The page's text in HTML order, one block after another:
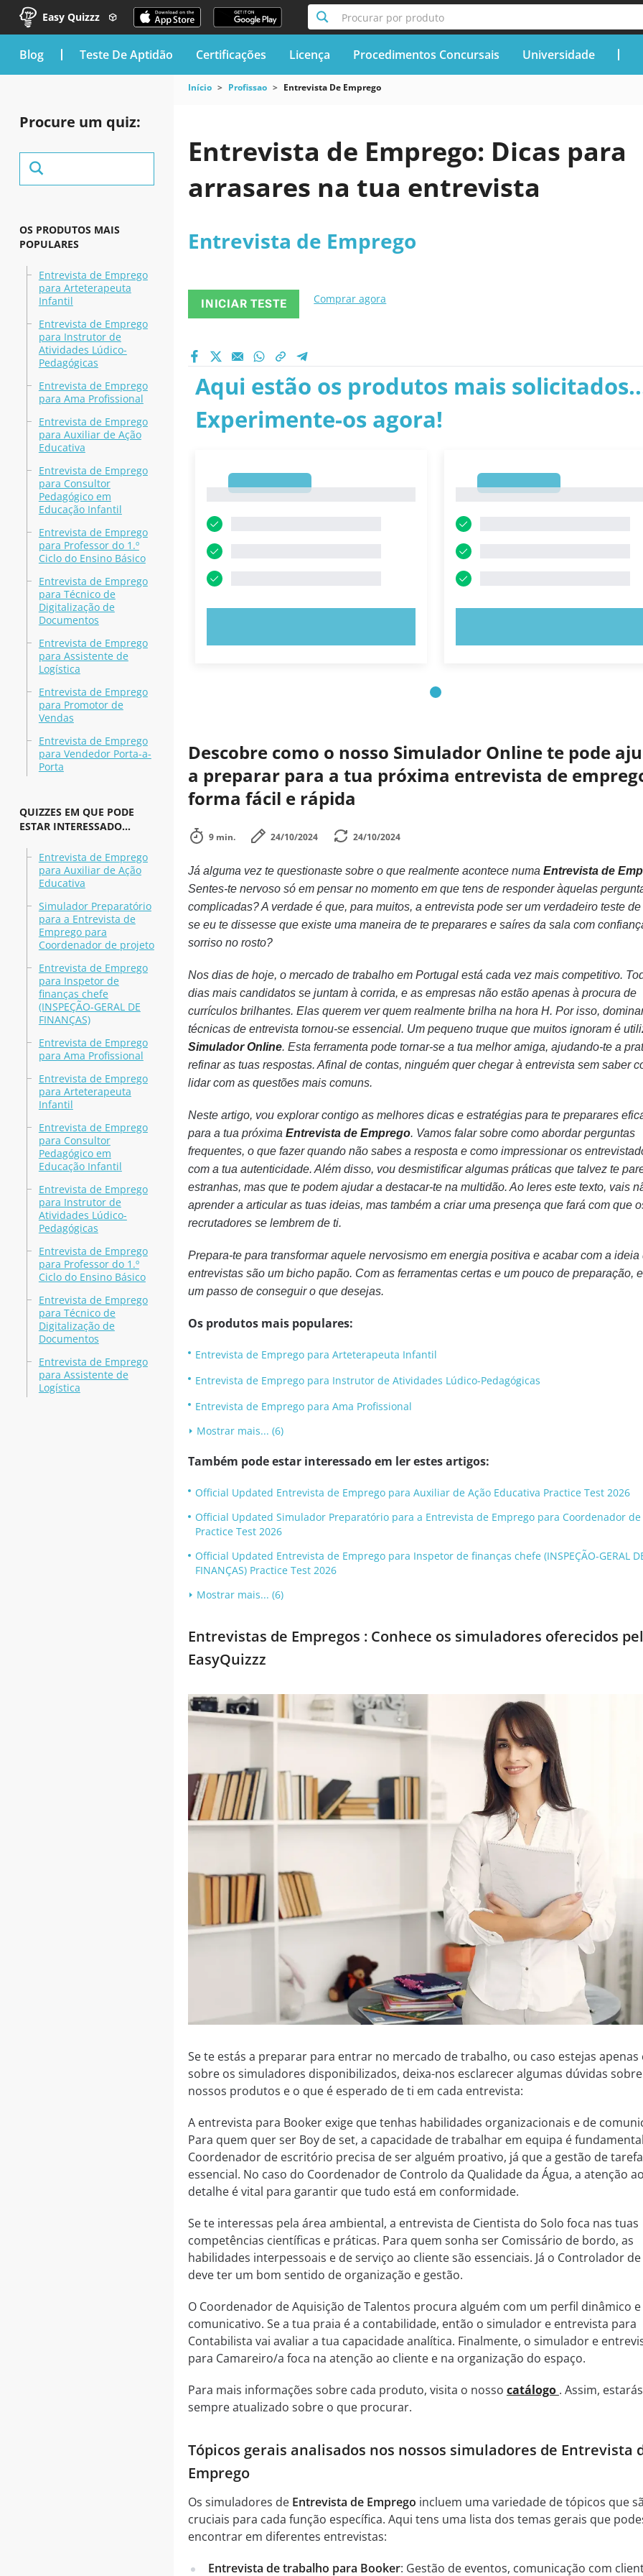
Easy Quizzz Procurar por produto
blog Teste De Aptidão Certificações Licença Procedimentos Concursais Universidade
Procure um quiz:
OS PRODUTOS MAIS
POPULARES
Entrevista de Emprego
para Arteterapeuta
Infantil
Entrevista de Emprego
para Instrutor de
Atividades Lúdico-
Pedagógicas
Entrevista de Emprego
para Ama Profissional
Entrevista de Emprego
para Auxiliar de Ação
Educativa
Entrevista de Emprego
para Consultor
Pedagógico em
Educação Infantil
Entrevista de Emprego
para Professor do 1.º
Ciclo do Ensino Básico
Entrevista de Emprego
para Técnico de
Digitalização de
Documentos
Entrevista de Emprego
para Assistente de
Logística
Entrevista de Emprego
para Promotor de
Vendas
Entrevista de Emprego
para Vendedor Porta-a-
Porta
QUIZZES EM QUE PODE
ESTAR INTERESSADO...
Entrevista de Emprego
para Auxiliar de Ação
Educativa
Simulador Preparatório
para a Entrevista de
Emprego para
Coordenador de projeto
Entrevista de Emprego
para Inspetor de
finanças chefe
(INSPEÇÃO-GERAL DE
FINANÇAS)
Entrevista de Emprego
para Ama Profissional
Entrevista de Emprego
para Arteterapeuta
Infantil
Entrevista de Emprego
para Consultor
Pedagógico em
Educação Infantil
Entrevista de Emprego
para Instrutor de
Atividades Lúdico-
Pedagógicas
Entrevista de Emprego
para Professor do 1.º
Ciclo do Ensino Básico
Entrevista de Emprego
para Técnico de
Digitalização de
Documentos
Entrevista de Emprego
para Assistente de
Logística
Início Profissao Entrevista De Emprego
Entrevista de Emprego: Dicas para
arrasares na tua entrevista
Entrevista de Emprego
INICIAR TESTE Comprar agora
Aqui estão os produtos mais
Experimente-os agora!
Descobre como o nosso Simulador Online te pode
a preparar para a tua próxima entrevista de
forma fácil e rápida
9 min. 24/10/2024 24/10/2024
Já alguma vez te questionaste sobre o que realmente acontece numa Entrevista de
Sentes-te nervoso só em pensar no momento em que tens de responder àquelas
complicadas? A verdade é que, para muitos, a entrevista pode ser um verdadeiro teste
se eu te dissesse que existe uma maneira de te preparares e saíres da sala com
sorriso no rosto?
Nos dias de hoje, o mercado de trabalho em Portugal está cada vez mais competitivo.
dias mais candidatos se juntam à corrida, e as empresas não estão apenas à procura de
currículos brilhantes. Elas querem ver quem realmente brilha na hora H. Por isso,
técnicas de entrevista tornou-se essencial. Um pequeno truque que muitos ignoram é
Simulador Online. Esta ferramenta pode tornar-se a tua melhor amiga, ajudando-te a
refinar as tuas respostas. Afinal de contas, ninguém quer chegar à entrevista sem saber
lidar com as questões mais comuns.
Neste artigo, vou explorar contigo as melhores dicas e estratégias para te preparares
para a tua próxima Entrevista de Emprego. Vamos falar sobre como abordar perguntas
frequentes, o que fazer quando não sabes a resposta e como impressionar os
com a tua autenticidade. Além disso, vou desmistificar algumas práticas que talvez te
estranhas, mas que te podem ajudar a destacar-te na multidão. Ao leres este texto, vais
aprender a articular as tuas ideias, mas também a criar uma presença que fará com que
recrutadores se lembrem de ti.
Prepara-te para transformar aquele nervosismo em energia positiva e acabar com a ideia
entrevistas são um bicho papão. Com as ferramentas certas e um pouco de preparação,
um passo de conseguir o que desejas.
Os produtos mais populares:
Entrevista de Emprego para Arteterapeuta Infantil
Entrevista de Emprego para Instrutor de Atividades Lúdico-Pedagógicas
Entrevista de Emprego para Ama Profissional
Mostrar mais... (6)
Também pode estar interessado em ler estes artigos:
Official Updated Entrevista de Emprego para Auxiliar de Ação Educativa Practice Test 2026
Official Updated Simulador Preparatório para a Entrevista de Emprego para Coordenador
Practice Test 2026
Official Updated Entrevista de Emprego para Inspetor de finanças chefe (INSPEÇÃO-GERAL
FINANÇAS) Practice Test 2026
Mostrar mais... (6)
Entrevistas de Empregos : Conhece os simuladores oferecidos
EasyQuizzz
Se te estás a preparar para entrar no mercado de trabalho, ou caso estejas
sobre os simuladores disponibilizados, deixa-nos esclarecer algumas dúvidas
nossos produtos e o que é esperado de ti em cada entrevista:
A entrevista para Booker exige que tenhas habilidades organizacionais e de
Para quem quer ser Boy de set, a capacidade de trabalhar em equipa é
Coordenador de escritório precisa de ser alguém proativo, já que a gestão de
essencial. No caso do Coordenador de Controlo da Qualidade da Água, a atenção
detalhe é vital para garantir que tudo está em conformidade.
Se te interessas pela área ambiental, a entrevista de Cientista do Solo foca nas tuas
competências científicas e práticas. Para quem sonha ser Comissário de bordo, as
habilidades interpessoais e de serviço ao cliente são essenciais. Já o Controlador
deve ter um bom sentido de organização e gestão.
O Coordenador de Aquisição de Talentos procura alguém com um perfil dinâmico e
comunicativo. Se a tua praia é a contabilidade, então o simulador e entrevista para
Contabilista vai avaliar a tua capacidade analítica. Finalmente, o simulador e
para Camareiro/a foca na atenção ao cliente e na organização do espaço.
Para mais informações sobre cada produto, visita o nosso catálogo . Assim, estarás
sempre atualizado sobre o que procurar.
Tópicos gerais analisados nos nossos simuladores de Entrevista
Emprego
Os simuladores de Entrevista de Emprego incluem uma variedade de tópicos que
cruciais para cada função específica. Aqui tens uma lista dos temas gerais que
encontrar em diferentes entrevistas:
Entrevista de trabalho para Booker: Gestão de eventos, comunicação com